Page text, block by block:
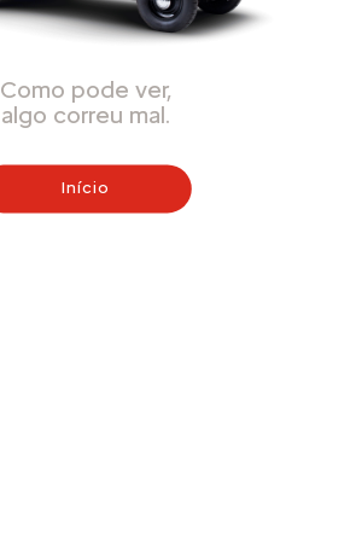
Como pode ver,
algo correu mal.
Início